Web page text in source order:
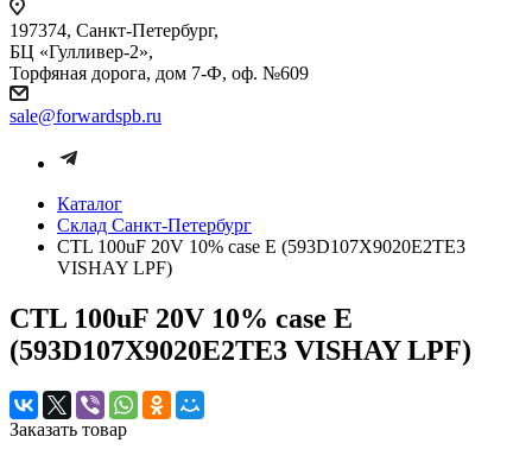
197374, Санкт-Петербург,
БЦ «Гулливер-2»,
Торфяная дорога, дом 7-Ф, оф. №609
sale@forwardspb.ru
Каталог
Cклад Санкт-Петербург
CTL 100uF 20V 10% case E (593D107X9020E2TE3
VISHAY LPF)
CTL 100uF 20V 10% case E
(593D107X9020E2TE3 VISHAY LPF)
Заказать товар